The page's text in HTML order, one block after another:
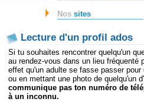
Nossites
Lecture d'un profil ados
Si tu souhaites rencontrer quelqu'un
au rendez-vous dans un lieu fréquenté
effet qu'un adulte se fasse passer
ou en mettant une photo de quelqu'un
communique pas ton numéro de
à un inconnu.